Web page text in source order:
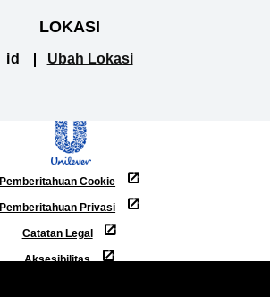
LOKASI
id Ubah Lokasi
Pemberitahuan Cookie
Pemberitahuan Privasi
Catatan Legal
Aksesibilitas